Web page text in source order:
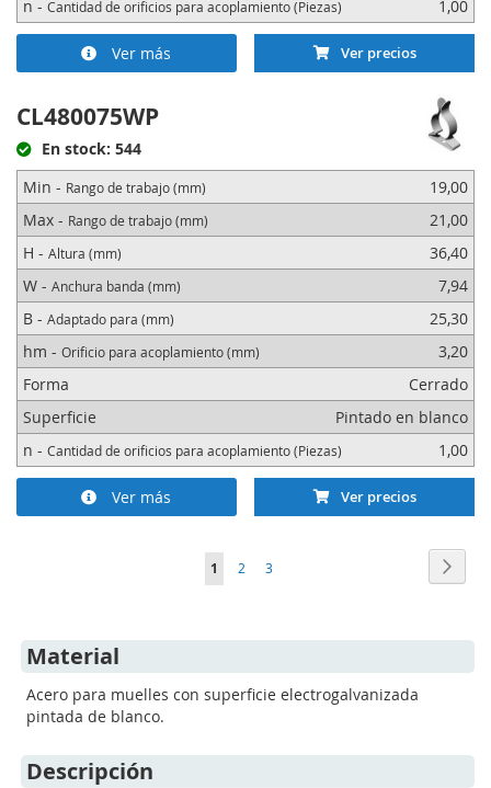
n - Cantidad de orificios para acoplamiento (Piezas) 1,00
Ver más Ver precios
CL480075WP
En stock: 544
Min - Rango de trabajo (mm)
19,00
Max - Rango de trabajo (mm)
21,00
H - Altura (mm)
36,40
W - Anchura banda (mm)
7,94
B - Adaptado para (mm)
25,30
hm - Orificio para acoplamiento (mm)
3,20
Forma
Cerrado
Superficie
Pintado en blanco
n - Cantidad de orificios para acoplamiento (Piezas) 1,00
Ver más Ver precios
Página
Actualmente
1 Página
2 Página
3
Material
Acero para muelles con superficie electrogalvanizada
pintada de blanco.
Descripción